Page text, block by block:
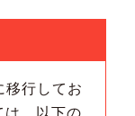
移行してお
は、以下の